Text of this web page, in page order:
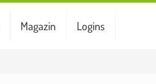
Magazin Logins